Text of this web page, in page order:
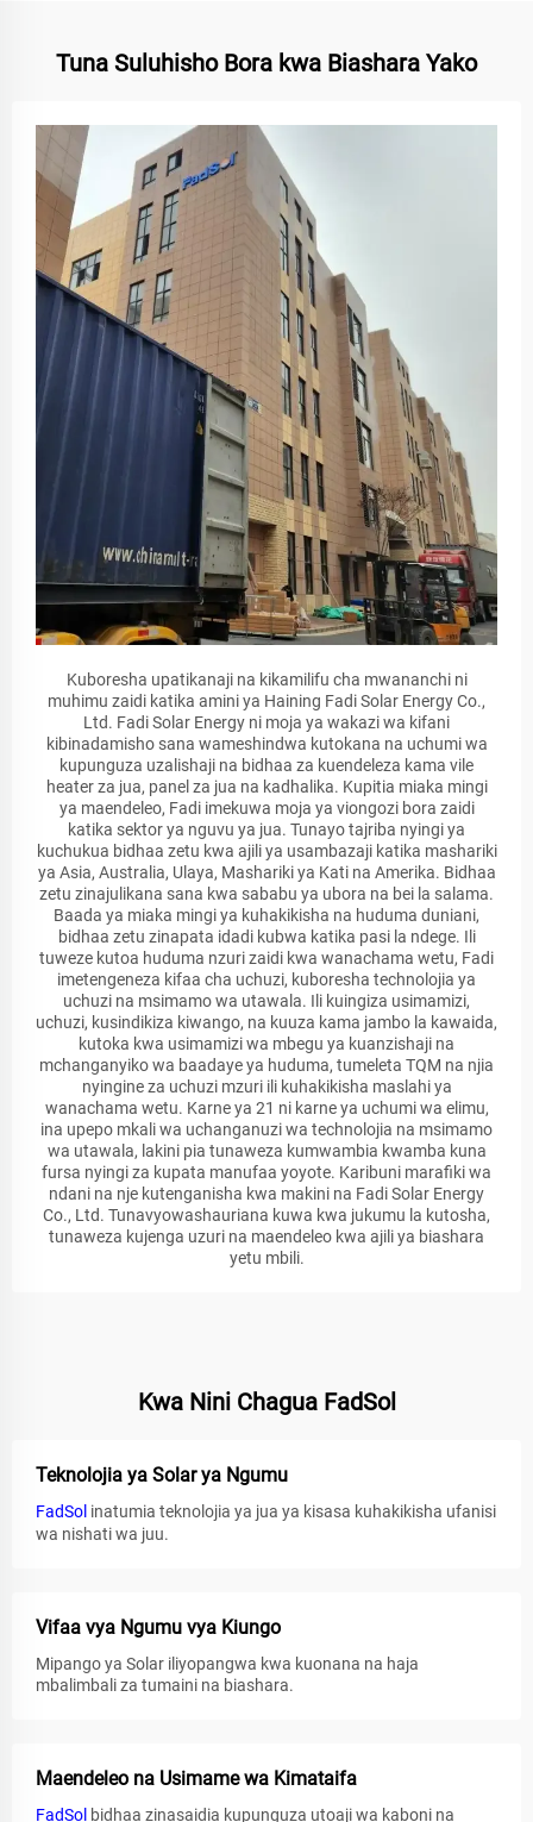
Tuna Suluhisho Bora kwa Biashara Yako
Kuboresha upatikanaji na kikamilifu cha mwananchi ni
muhimu zaidi katika amini ya Haining Fadi Solar Energy Co.,
Ltd. Fadi Solar Energy ni moja ya wakazi wa kifani
kibinadamisho sana wameshindwa kutokana na uchumi wa
kupunguza uzalishaji na bidhaa za kuendeleza kama vile
heater za jua, panel za jua na kadhalika. Kupitia miaka mingi
ya maendeleo, Fadi imekuwa moja ya viongozi bora zaidi
katika sektor ya nguvu ya jua. Tunayo tajriba nyingi ya
kuchukua bidhaa zetu kwa ajili ya usambazaji katika mashariki
ya Asia, Australia, Ulaya, Mashariki ya Kati na Amerika. Bidhaa
zetu zinajulikana sana kwa sababu ya ubora na bei la salama.
Baada ya miaka mingi ya kuhakikisha na huduma duniani,
bidhaa zetu zinapata idadi kubwa katika pasi la ndege. Ili
tuweze kutoa huduma nzuri zaidi kwa wanachama wetu, Fadi
imetengeneza kifaa cha uchuzi, kuboresha technolojia ya
uchuzi na msimamo wa utawala. Ili kuingiza usimamizi,
uchuzi, kusindikiza kiwango, na kuuza kama jambo la kawaida,
kutoka kwa usimamizi wa mbegu ya kuanzishaji na
mchanganyiko wa baadaye ya huduma, tumeleta TQM na njia
nyingine za uchuzi mzuri ili kuhakikisha maslahi ya
wanachama wetu. Karne ya 21 ni karne ya uchumi wa elimu,
ina upepo mkali wa uchanganuzi wa technolojia na msimamo
wa utawala, lakini pia tunaweza kumwambia kwamba kuna
fursa nyingi za kupata manufaa yoyote. Karibuni marafiki wa
ndani na nje kutenganisha kwa makini na Fadi Solar Energy
Co., Ltd. Tunavyowashauriana kuwa kwa jukumu la kutosha,
tunaweza kujenga uzuri na maendeleo kwa ajili ya biashara
yetu mbili.
Kwa Nini Chagua FadSol
Teknolojia ya Solar ya Ngumu
FadSol inatumia teknolojia ya jua ya kisasa kuhakikisha ufanisi
wa nishati wa juu.
Vifaa vya Ngumu vya Kiungo
Mipango ya Solar iliyopangwa kwa kuonana na haja
mbalimbali za tumaini na biashara.
Maendeleo na Usimame wa Kimataifa
FadSol bidhaa zinasaidia kupunguza utoaji wa kaboni na